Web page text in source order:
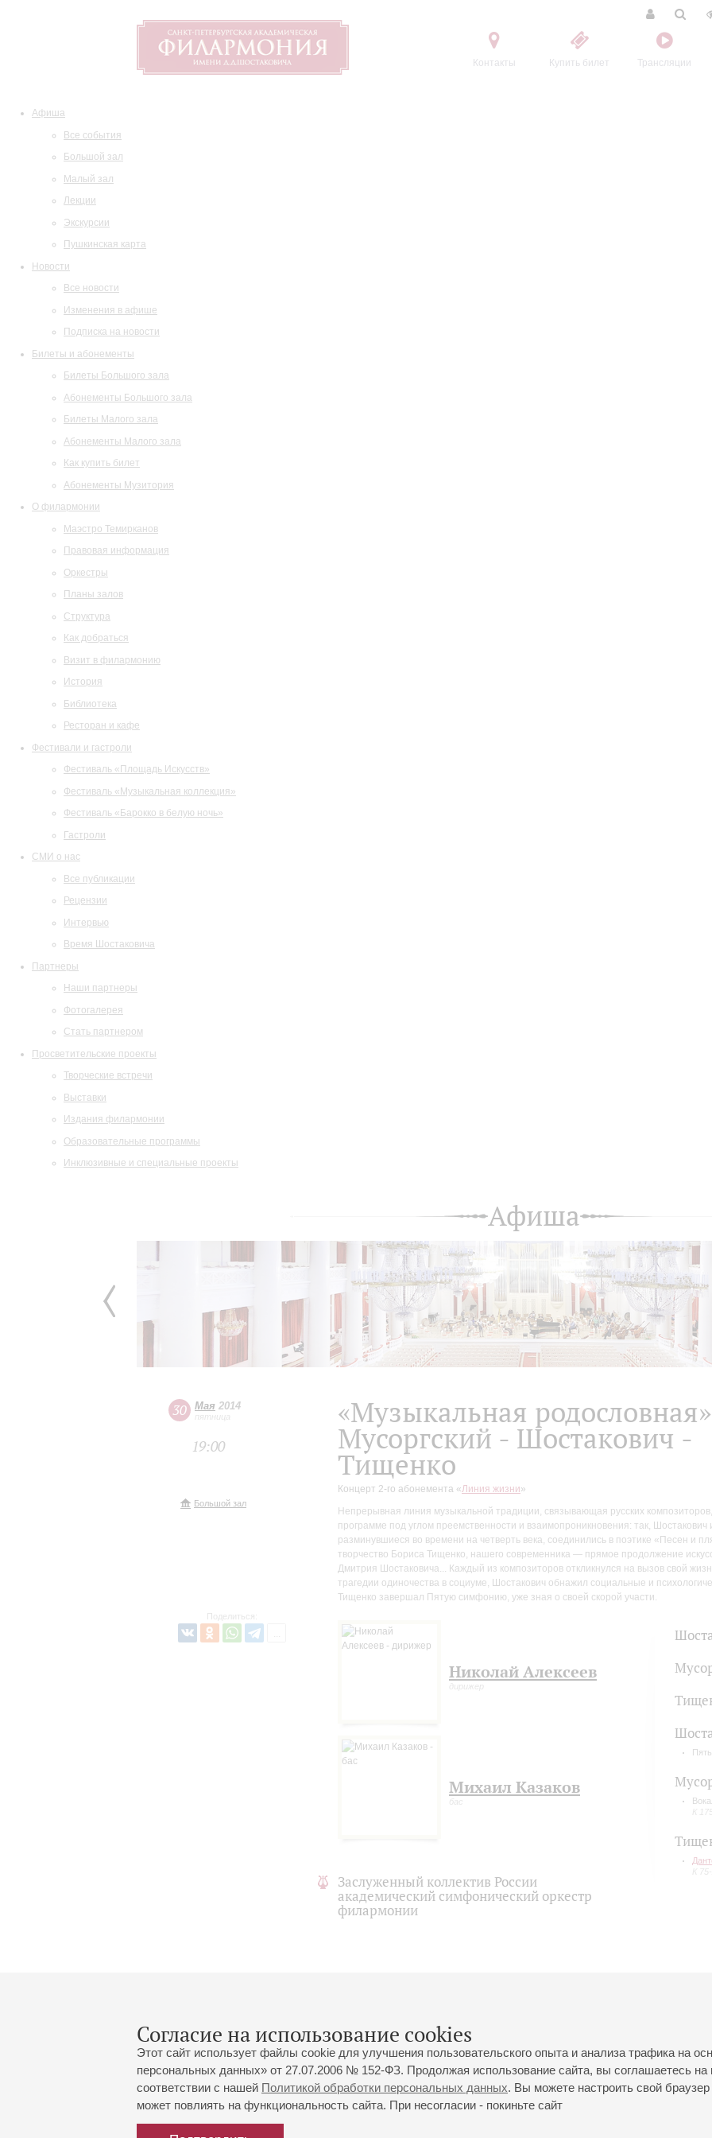
Контакты Купить билет Трансляции
Афиша
Все события
Большой зал
Малый зал
Лекции
Экскурсии
Пушкинская карта
Новости
Все новости
Изменения в афише
Подписка на новости
Билеты и абонементы
Билеты Большого зала
Абонементы Большого зала
Билеты Малого зала
Абонементы Малого зала
Как купить билет
Абонементы Музитория
О филармонии
Маэстро Темирканов
Правовая информация
Оркестры
Планы залов
Структура
Как добраться
Визит в филармонию
История
Библиотека
Ресторан и кафе
Фестивали и гастроли
Фестиваль «Площадь Искусств»
Фестиваль «Музыкальная коллекция»
Фестиваль «Барокко в белую ночь»
Гастроли
СМИ о нас
Все публикации
Рецензии
Интервью
Время Шостаковича
Партнеры
Наши партнеры
Фотогалерея
Стать партнером
Просветительские проекты
Творческие встречи
Выставки
Издания филармонии
Образовательные программы
Инклюзивные и специальные проекты
Согласие на использование cookies
Этот сайт использует файлы cookie для улучшения пользовательского опыта и анализа трафика на
персональных данных» от 27.07.2006 № 152-ФЗ. Продолжая использование сайта, вы соглашаетесь
соответствии с нашей Политикой обработки персональных данных. Вы можете настроить свой
может повлиять на функциональность сайта. При несогласии - покиньте сайт
Афиша
30 Мая 2014
пятница
19:00
Большой зал
Поделиться:
«Музыкальная
Мусоргский - Шостакович -
Тищенко
Концерт 2-го абонемента «Линия жизни»
Непрерывная линия музыкальной традиции, связывающая русских
программе под углом преемственности и взаимопроникновения: так, Шостакович
разминувшиеся во времени на четверть века, соединились в поэтике «Песен и
творчество Бориса Тищенко, нашего современника — прямое продолжение
Дмитрия Шостаковича... Каждый из композиторов откликнулся на вызов свой
трагедии одиночества в социуме, Шостакович обнажил социальные и
Тищенко завершал Пятую симфонию, уже зная о своей скорой участи.
Николай Алексеев
дирижер
Михаил Казаков
бас
Заслуженный коллектив России
академический симфонический оркестр
филармонии
К
К
Большой зал:
191186, Санкт-Петербург, Михайловская ул., 2